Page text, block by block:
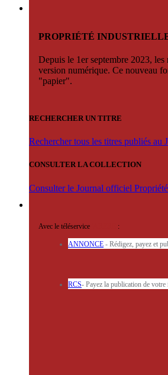
PROPRIÉTÉ
Depuis le 1er septembre 2023,
version numérique. Ce nouveau
"papier".
RECHERCHER UN TITRE
Rechercher tous les titres publiés au
CONSULTER LA COLLECTION
Consulter le Journal officiel
Avec le téléservice :
ANNONCE - Rédigez, payez et
RCS- Payez la publication de votre